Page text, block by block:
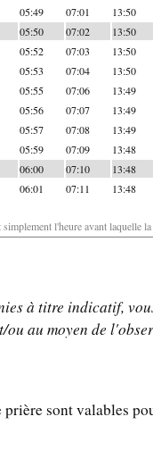
05:49 07:01 13:50
05:50 07:02 13:50
05:52 07:03 13:50
05:53 07:04 13:50
05:55 07:06 13:49
05:56 07:07 13:49
05:57 07:08 13:49
05:59 07:09 13:48
06:00 07:10 13:48
06:01 07:11 13:48
l'heure avant laquelle
à titre indicatif,
ou au moyen de
prière sont valables